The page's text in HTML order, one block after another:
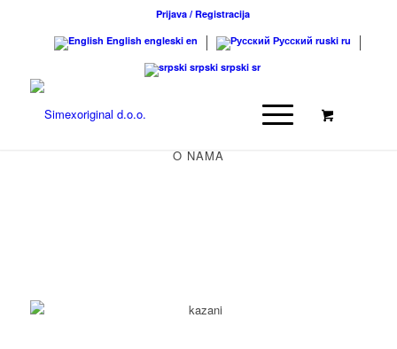
Prijava / Registracija
English engleski en Русский ruski ru
srpski srpski sr
O NAMA